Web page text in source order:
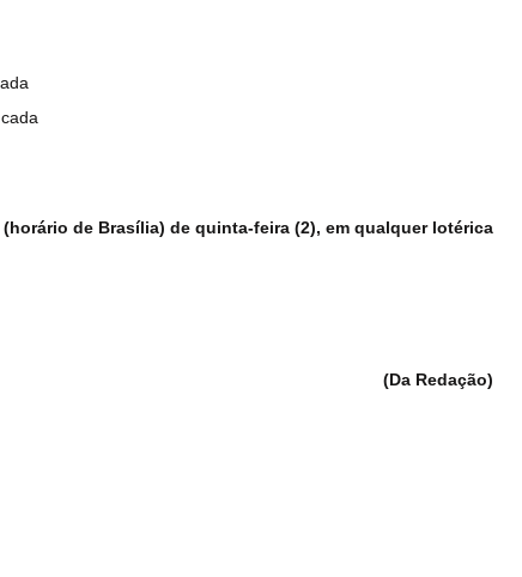
de Brasília) de quinta-feira (2), em qualquer lotérica
(Da Redação)